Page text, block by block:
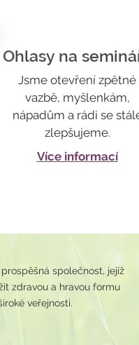
Ohlasy na
Jsme otevření zpětné
vazbě, myšlenkám,
nápadům a rádi se
zlepšujeme.
Více informací
společnost, jejíž
zdravou a hravou formu
veřejnosti.